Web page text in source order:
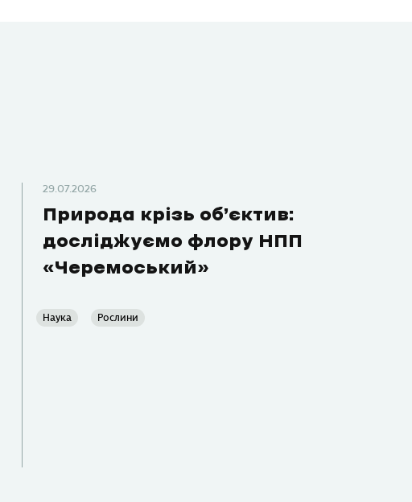
29.07.2026
Природа крізь об’єктив:
досліджуємо флору НПП
«Черемоський»
Наука Рослини